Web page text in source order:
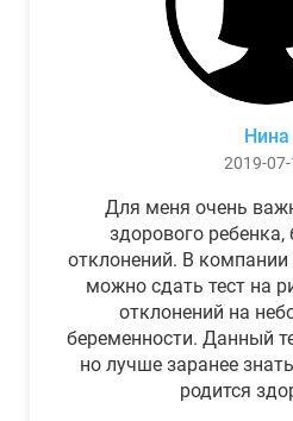
Нина
2019-
Для меня очень
здорового ребенка,
отклонений. В
можно сдать тест на
отклонений на
беременности. Данный
но лучше заранее
родится